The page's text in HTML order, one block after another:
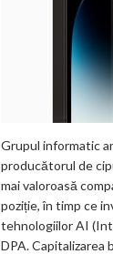
Grupul informatic
producătorul de
mai valoroasă
poziție, în timp ce
tehnologiilor AI
DPA. Capitalizarea